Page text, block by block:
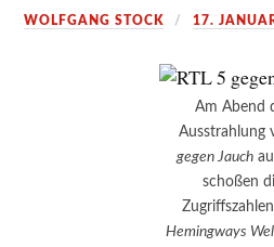
WOLFGANG STOCK 17.
Am Abend
Ausstrahlung
gegen Jauch
schoßen
Hemingways